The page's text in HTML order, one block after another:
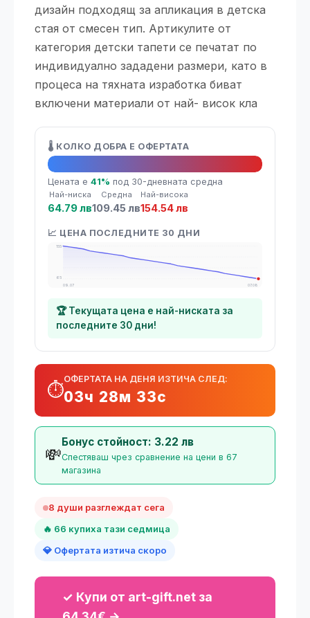
дизайн подходящ за апликация в детска
стая от смесен тип. Артикулите от
категория детски тапети се печатат по
индивидуално зададени размери, като в
процеса на тяхната изработка биват
включени материали от най- висок кла
🌡️ КОЛКО ДОБРА Е ОФЕРТАТА
🔥 Топ оферта
Цената е 41% под 30-дневната средна
Най-ниска
64.79 лв
Средна
109.45 лв
Най-висока
154.54 лв
📈 ЦЕНА ПОСЛЕДНИТЕ 30 ДНИ
155
65
09.07
07.08
🏆 Текущата цена е най-ниската за
последните 30 дни!
⏱️
ОФЕРТАТА НА ДЕНЯ ИЗТИЧА СЛЕД:
03ч 28м 32с
💸
Бонус стойност: 3.22 лв
Спестяваш чрез сравнение на цени в 67
магазина
8 души разглеждат сега
🔥 66 купиха тази седмица
💎 Офертата изтича скоро
✓ Купи от art-gift.net за